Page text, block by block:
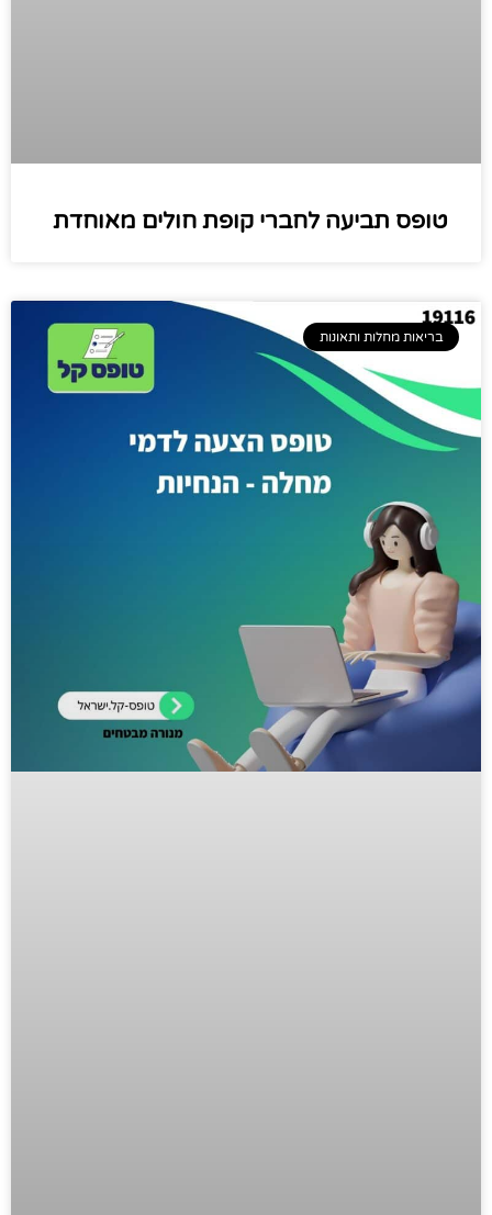
טופס תביעה לחברי קופת חולים מאוחדת
בריאות מחלות ותאונות